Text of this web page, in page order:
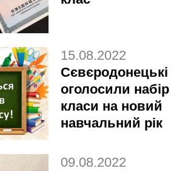
15.08.2022
оголосили
класи на новий
навчальний рік
09.08.2022